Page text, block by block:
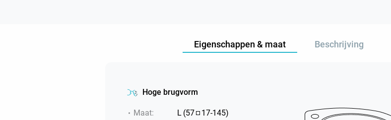
Eigenschappen & maat Beschrijving
Hoge brugvorm
Maat: L (57 17-145)